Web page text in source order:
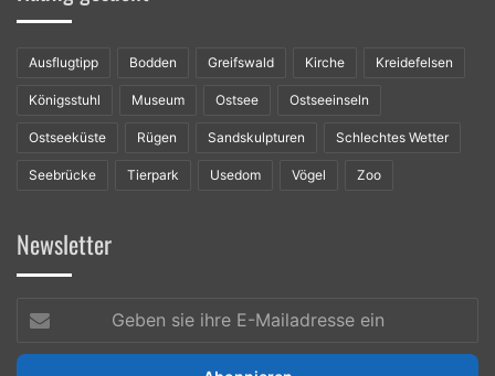
Ausflugtipp Bodden Greifswald Kirche Kreidefelsen
Königsstuhl Museum Ostsee Ostseeinseln
Ostseeküste Rügen Sandskulpturen Schlechtes Wetter
Seebrücke Tierpark Usedom Vögel Zoo
Newsletter
sie
ihre